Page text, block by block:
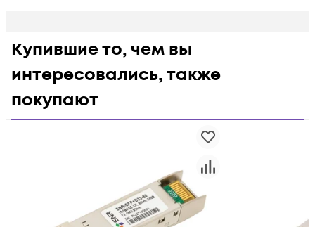
Купившие то, чем вы
интересовались, также
покупают